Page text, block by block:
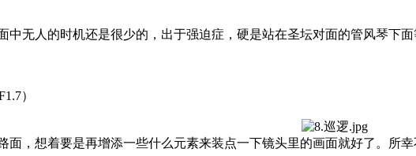
中无人的时机还是很少的，出于强迫症，硬是站在圣坛对面的管风琴下
）
面，想着要是再增添一些什么元素来装点一下镜头里的画面就好了。所